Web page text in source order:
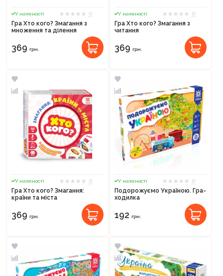
У наявності
0
Гра Хто кого? Змагання з
множення та ділення
369 грн.
У наявності
0
Гра Хто кого? Змагання з
читання
369 грн.
У наявності
0
Гра Хто кого? Змагання:
країни та міста
369 грн.
У наявності
0
Подорожуємо Україною. Гра-
ходилка
192 грн.